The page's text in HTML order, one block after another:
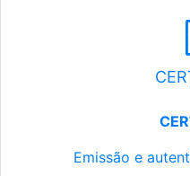
Emissão e